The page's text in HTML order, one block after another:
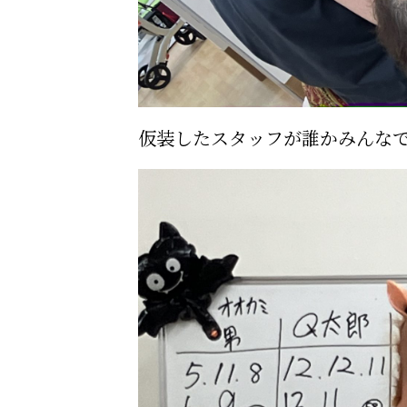
仮装したスタッフが誰かみんな